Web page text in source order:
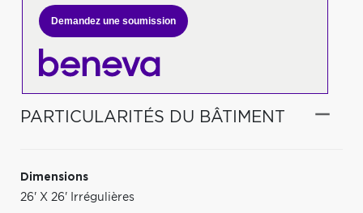
Demandez une soumission
PARTICULARITÉS DU BÂTIMENT
Dimensions
26' X 26' Irrégulières